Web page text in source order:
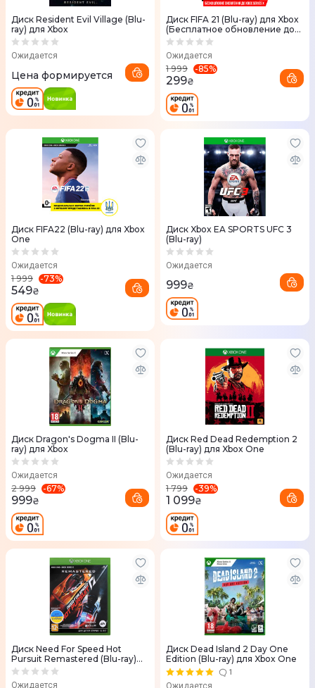
Диск Resident Evil Village (Blu-
ray) для Xbox
Ожидается
Цена формируется
Диск FIFA 21 (Blu-ray) для Xbox
(Бесплатное обновление до
версии XBOX Series X)
Ожидается
1 999 -85%
299₴
Диск FIFA22 (Blu-ray) для Xbox
One
Ожидается
1 999 -73%
549₴
Диск Xbox EA SPORTS UFC 3
(Blu-ray)
Ожидается
999₴
Диск Dragon's Dogma II (Blu-
ray) для Xbox
Ожидается
2 999 -67%
999₴
Диск Red Dead Redemption 2
(Blu-ray) для Xbox One
Ожидается
1 799 -39%
1 099₴
Диск Need For Speed Hot
Pursuit Remastered (Blu-ray)
для Xbox
Ожидается
Диск Dead Island 2 Day One
Edition (Blu-ray) для Xbox One
1
Ожидается